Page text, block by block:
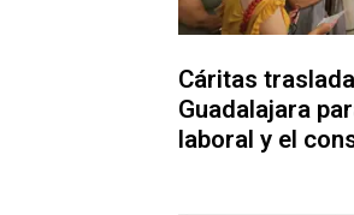
Cáritas
Guadalajara
laboral y el